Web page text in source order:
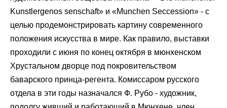
Kunstlergenos senschaft» и «Munchen Seccession» - с
целью продемонстрировать картину современного
положения искусства в мире. Как правило, выставки
проходили с июня по конец октября в мюнхенском
Хрустальном дворце под покровительством
баварского принца-регента. Комиссаром русского
отдела в эти годы назначался Ф. Рубо - художник,